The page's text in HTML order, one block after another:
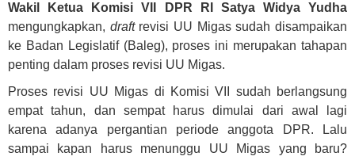
Wakil Ketua Komisi VII DPR RI Satya Widya Yudha
mengungkapkan, draftrevisi UU Migas sudah disampaikan
ke Badan Legislatif (Baleg), proses ini merupakan tahapan
penting dalam proses revisi UU Migas.
Proses revisi UU Migas di Komisi VII sudah berlangsung
empat tahun, dan sempat harus dimulai dari awal lagi
karena adanya pergantian periode anggota DPR. Lalu
sampai kapan harus menunggu UU Migas yang baru?